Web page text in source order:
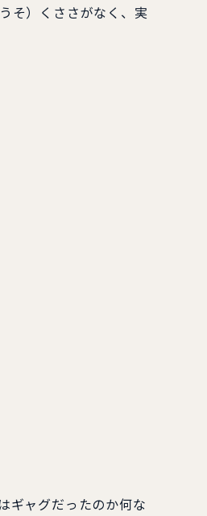
そ）くささがなく、実
ギャグだったのか何な